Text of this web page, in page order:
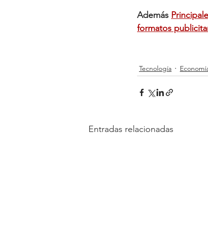
Además
formatos
Tecnología
Entradas relacionadas